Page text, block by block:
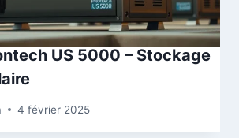
US 5000 – Stockage
4 février 2025